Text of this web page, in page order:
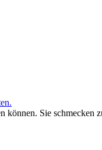
können. Sie schmecken